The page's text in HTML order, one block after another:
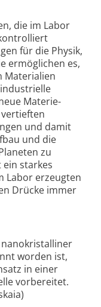
die im Labor
für die Physik,
ermöglichen es,
Materialien
Materie­
und damit
und die
zu
starkes
Labor erzeugten
Drücke immer
worden ist,
in einer
vorbereitet.